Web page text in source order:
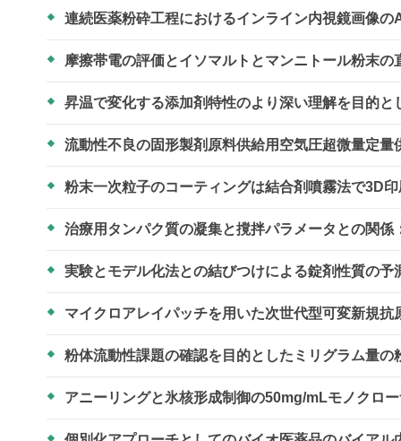
連続医薬粉砕工程におけるインライン内視鏡画像
摩擦帯電の評価とイソマルトとマンニトール粉末
昇温で変化する添加剤特性のより深い理解を目的
流動性不良の固形製剤原料供給用空気圧超微量定
粉末一次粒子のコーティングは結合剤噴霧法で3D
治療用タンパク質の凝集と撹拌パラメータとの関
実験とモデル化法との結びつけによる錠剤性質の予
マイクロアレイパッチを用いた次世代型可変新規
粉体流動性課題の確認を目的としたミリグラム量
アニーリングと氷核形成制御の50mg/mLモノクロ